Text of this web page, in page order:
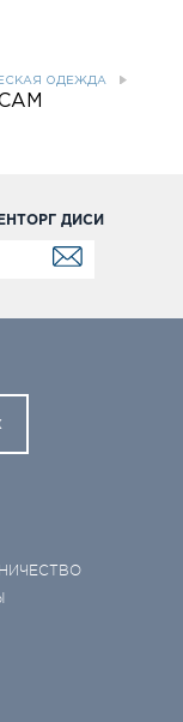
ОДЕЖДА
ДИСИ